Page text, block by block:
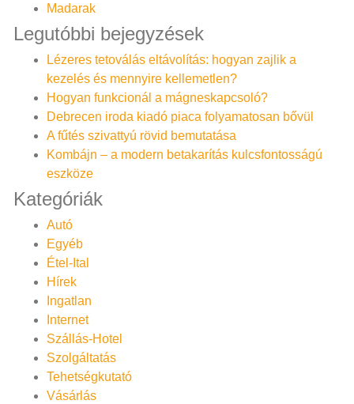
Madarak
Legutóbbi bejegyzések
Lézeres tetoválás eltávolítás: hogyan zajlik a
kezelés és mennyire kellemetlen?
Hogyan funkcionál a mágneskapcsoló?
Debrecen iroda kiadó piaca folyamatosan bővül
A fűtés szivattyú rövid bemutatása
Kombájn – a modern betakarítás kulcsfontosságú
eszköze
Kategóriák
Autó
Egyéb
Étel-Ital
Hírek
Ingatlan
Internet
Szállás-Hotel
Szolgáltatás
Tehetségkutató
Vásárlás